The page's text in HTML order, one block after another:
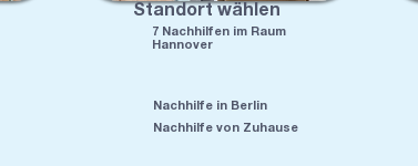
Standort wählen
7 Nachhilfen im Raum
Hannover
Nachhilfe in Berlin
Nachhilfe von Zuhause